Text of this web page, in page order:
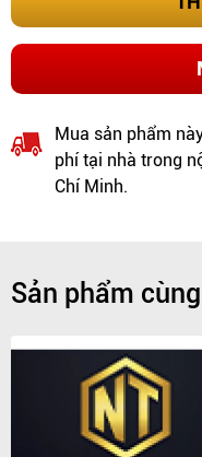
Mua sản phẩm
phí tại nhà trong
Chí Minh.
Sản phẩm